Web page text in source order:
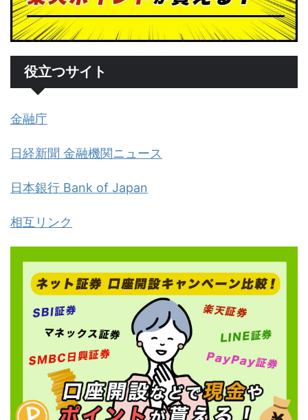
役立つサイト
金融庁
日経新聞 金融機関ニュース
日本銀行 Bank of Japan
相互リンク